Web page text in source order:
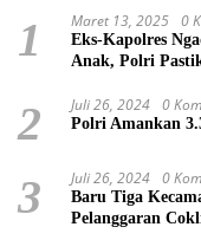
1 Maret 13, 2025 0
Eks-Kapolres
Anak, Polri
2 Juli 26, 2024 0
Polri Amankan
3 Juli 26, 2024 0
Baru Tiga
Pelanggaran